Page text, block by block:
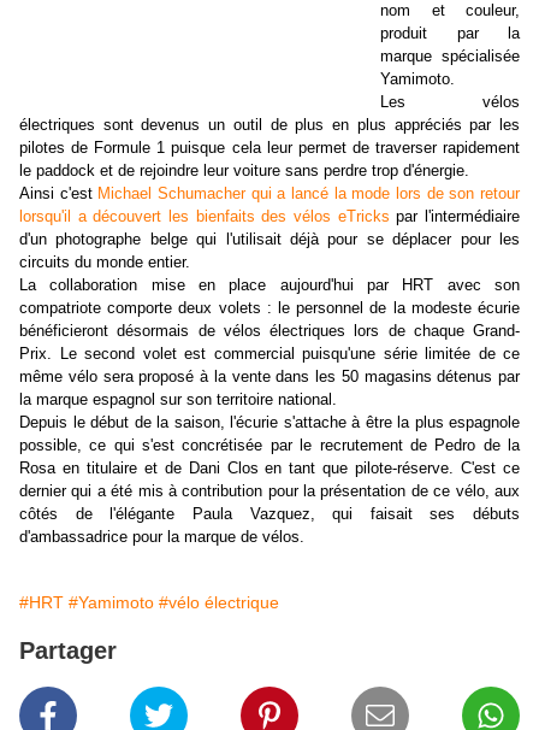
nom et couleur,
produit par la
marque spécialisée
Yamimoto.
Les vélos
électriques sont devenus un outil de plus en plus appréciés par les
pilotes de Formule 1 puisque cela leur permet de traverser rapidement
le paddock et de rejoindre leur voiture sans perdre trop d'énergie.
Ainsi c'est Michael Schumacher qui a lancé la mode lors de son retour
lorsqu'il a découvert les bienfaits des vélos eTricks par l'intermédiaire
d'un photographe belge qui l'utilisait déjà pour se déplacer pour les
circuits du monde entier.
La collaboration mise en place aujourd'hui par HRT avec son
compatriote comporte deux volets : le personnel de la modeste écurie
bénéficieront désormais de vélos électriques lors de chaque Grand-
Prix. Le second volet est commercial puisqu'une série limitée de ce
même vélo sera proposé à la vente dans les 50 magasins détenus par
la marque espagnol sur son territoire national.
Depuis le début de la saison, l'écurie s'attache à être la plus espagnole
possible, ce qui s'est concrétisée par le recrutement de Pedro de la
Rosa en titulaire et de Dani Clos en tant que pilote-réserve. C'est ce
dernier qui a été mis à contribution pour la présentation de ce vélo, aux
côtés de l'élégante Paula Vazquez, qui faisait ses débuts
d'ambassadrice pour la marque de vélos.
#HRT #Yamimoto #vélo électrique
Partager